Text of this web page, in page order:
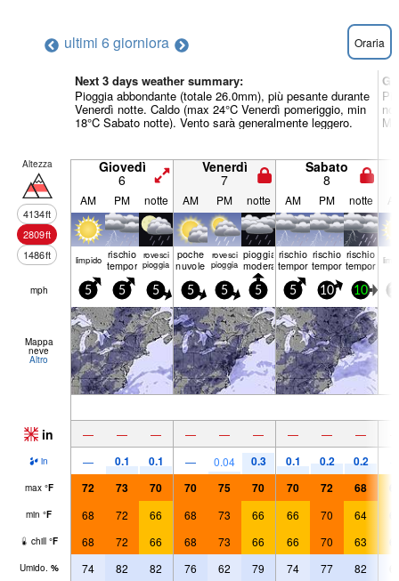
ultimi 6 giorniora Oraria
Next 3 days weather summary:
Pioggia abbondante (totale 26.0mm), più pesante durante
Venerdì notte. Caldo (max 24°C Venerdì pomeriggio, min
18°C Sabato notte). Vento sarà generalmente leggero.
Altezza
4134ft
2809ft
1486ft
Giovedì
6
Venerdì
7
Sabato
8
AM PM notte AM PM notte AM PM notte
limp­ido rischio
temporale
rovesci
pioggia
poche
nuvole
rovesci
pioggia
pioggia
moderata
rischio
temporale
rischio
temporale
rischio
temporale
mph 5 5 5 5 5 5 5 10 10
Mappa
neve
Altro
in — — — — — — — — —
in — 0.1 0.1 — 0.04 0.3 0.1 0.2 0.2
max °F 72 73 70 70 75 70 70 72 68
min °F 68 72 66 68 73 66 66 70 64
chill °F 68 72 66 68 73 66 66 70 63
Umido. % 74 82 82 76 62 79 74 77 82